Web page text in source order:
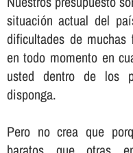
situación actual del
dificultades de
en todo momento en
usted dentro de los
disponga.
Pero no crea que